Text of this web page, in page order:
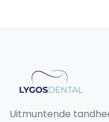
Uitmuntende